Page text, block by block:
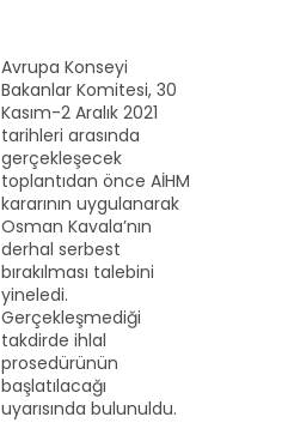
Avrupa Konseyi
Bakanlar Komitesi, 30
Kasım-2 Aralık 2021
tarihleri arasında
gerçekleşecek
toplantıdan önce AİHM
kararının uygulanarak
Osman Kavala’nın
derhal serbest
bırakılması talebini
yineledi.
Gerçekleşmediği
takdirde ihlal
prosedürünün
başlatılacağı
uyarısında bulunuldu.